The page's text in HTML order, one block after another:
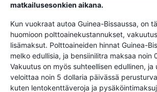
matkailusesonkien aikana.
Kun vuokraat autoa Guinea-Bissaussa, on
huomioon polttoainekustannukset,
lisämaksut. Polttoaineiden hinnat Guinea-
melko edullisia, ja bensiinilitra maksaa noin
Vakuutus on myös suhteellisen edullinen,
veloittaa noin 5 dollaria päivässä
kuten lentokenttäveroja ja